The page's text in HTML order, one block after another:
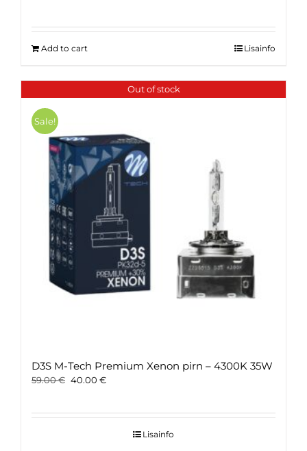
36.00 €.27.00 €.
Add to cart Lisainfo
Out of stock
Sale!
D3S M-Tech Premium Xenon pirn – 4300K 35W
59.00€ Original
59.00 €.
40.00 €Current
40.00 €.
Lisainfo